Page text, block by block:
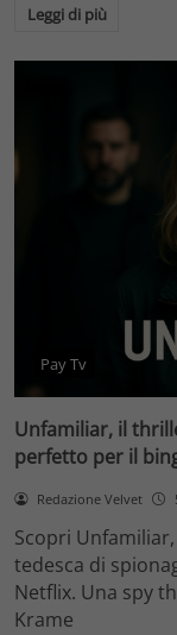
Leggi di più
Pay Tv
Unfamiliar, il
perfetto per il
Redazione Velvet
Scopri
tedesca di
Netflix. Una spy
Krame